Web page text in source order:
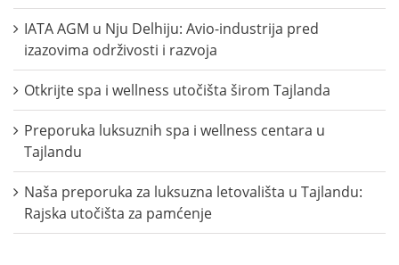
IATA AGM u Nju Delhiju: Avio-industrija pred
izazovima održivosti i razvoja
Otkrijte spa i wellness utočišta širom Tajlanda
Preporuka luksuznih spa i wellness centara u
Tajlandu
Naša preporuka za luksuzna letovališta u Tajlandu:
Rajska utočišta za pamćenje